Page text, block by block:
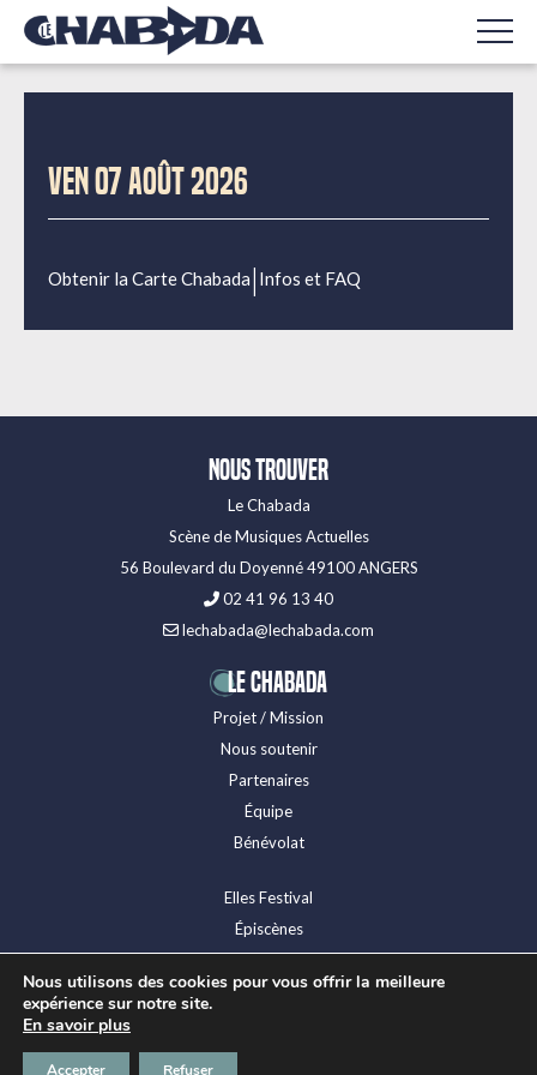
VEN 07 AOÛT 2026
Obtenir la Carte Chabada| Infos et FAQ
Nous trouver
Le Chabada
Scène de Musiques Actuelles
56 Boulevard du Doyenné 49100 ANGERS
02 41 96 13 40
lechabada@lechabada.com
LE CHABADA
Projet / Mission
Nous soutenir
Partenaires
Équipe
Bénévolat
Elles Festival
Épiscènes
Festival Levitation
Presse
Mentions légales
Nous utilisons des cookies pour vous offrir la meilleure
expérience sur notre site.
En savoir plus
Accepter Refuser